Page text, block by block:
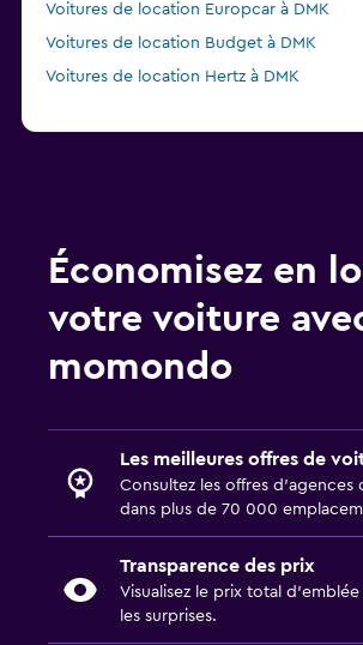
Voitures de location Europcar à DMK
Voitures de location Budget à DMK
Voitures de location Hertz à DMK
Économisez en
votre voiture
momondo
Les meilleures offres de
Consultez les offres d’agences
dans plus de 70 000
Transparence des prix
Visualisez le prix total
les surprises.